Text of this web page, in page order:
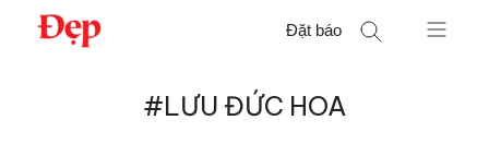
Chuyển
Đặt báo
#LƯU ĐỨC HOA